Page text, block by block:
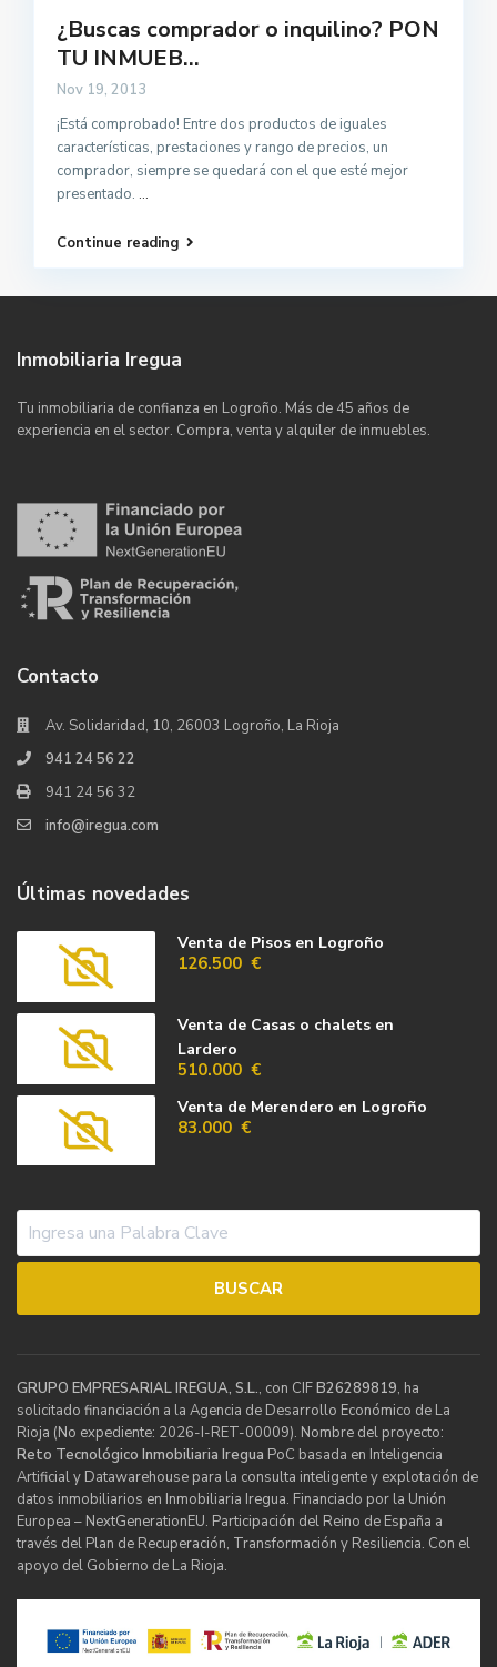
¿Buscas comprador o inquilino? PON
TU INMUEB...
Nov 19, 2013
¡Está comprobado! Entre dos productos de iguales
características, prestaciones y rango de precios, un
comprador, siempre se quedará con el que esté mejor
presentado....
Continue reading
Inmobiliaria Iregua
Tu inmobiliaria de confianza en Logroño. Más de 45 años de
experiencia en el sector. Compra, venta y alquiler de inmuebles.
Contacto
Av. Solidaridad, 10, 26003 Logroño, La Rioja
941 24 56 22
941 24 56 32
info@iregua.com
Últimas novedades
Venta de Pisos en Logroño
126.500 €
Venta de Casas o chalets en
Lardero
510.000 €
Venta de Merendero en Logroño
83.000 €
GRUPO EMPRESARIAL IREGUA, S.L., con CIFB26289819, ha
solicitado financiación a la Agencia de Desarrollo Económico de La
Rioja (No expediente: 2026-I-RET-00009). Nombre del proyecto:
Reto Tecnológico Inmobiliaria Iregua PoC basada en Inteligencia
Artificial y Datawarehouse para la consulta inteligente y explotación de
datos inmobiliarios en Inmobiliaria Iregua. Financiado por la Unión
Europea – NextGenerationEU. Participación del Reino de España a
través del Plan de Recuperación, Transformación y Resiliencia. Con el
apoyo del Gobierno de La Rioja.